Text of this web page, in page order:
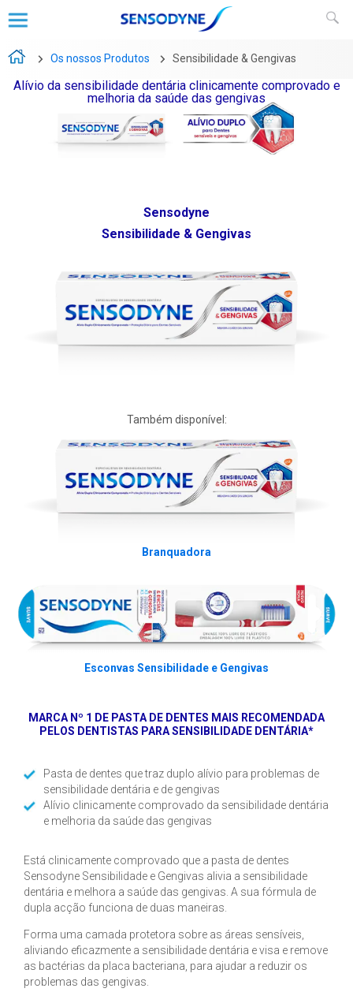
Os nossos Produtos Sensibilidade & Gengivas
Alívio da sensibilidade dentária clinicamente comprovado e
melhoria da saúde das gengivas
Sensodyne
Sensibilidade & Gengivas
Também disponível:
Branquadora
Esconvas Sensibilidade e Gengivas
MARCA Nº 1 DE PASTA DE DENTES MAIS RECOMENDADA
PELOS DENTISTAS PARA SENSIBILIDADE DENTÁRIA*
Pasta de dentes que traz duplo alívio para problemas de
sensibilidade dentária e de gengivas
Alívio clinicamente comprovado da sensibilidade dentária
e melhoria da saúde das gengivas
Está clinicamente comprovado que a pasta de dentes
Sensodyne Sensibilidade e Gengivas alivia a sensibilidade
dentária e melhora a saúde das gengivas. A sua fórmula de
dupla acção funciona de duas maneiras.
Forma uma camada protetora sobre as áreas sensíveis,
aliviando eficazmente a sensibilidade dentária e visa e remove
as bactérias da placa bacteriana, para ajudar a reduzir os
problemas das gengivas.